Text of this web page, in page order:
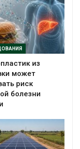
из
может
риск
болезни